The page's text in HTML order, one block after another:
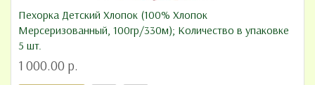
Пехорка Детский Хлопок (100% Хлопок
Мерсеризованный, 100гр/330м); Количество в упаковке
5 шт.
1 000.00 р.